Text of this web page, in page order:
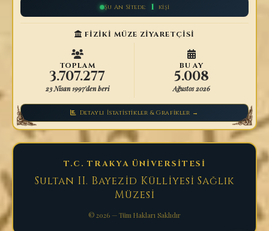
Şu An Sitede: 1 kişi
FİZİKİ MÜZE ZİYARETÇİSİ
TOPLAM
3.707.277
23 Nisan 1997'den beri
BU AY
5.008
Ağustos 2026
Detaylı İstatistikler & Grafikler →
T.C. TRAKYA ÜNİVERSİTESİ
Sultan II. Bayezid Külliyesi Sağlık
Müzesi
© 2026 — Tüm Hakları Saklıdır